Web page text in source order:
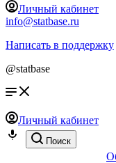
Личный кабинет
info@statbase.ru
Написать в поддержку
@statbase
Личный кабинет
Поиск